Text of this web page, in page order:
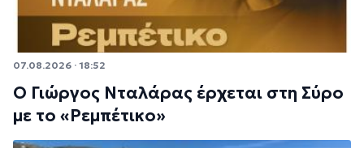
07.08.2026 · 18:52
Ο Γιώργος Νταλάρας έρχεται στη Σύρο
με το «Ρεμπέτικο»